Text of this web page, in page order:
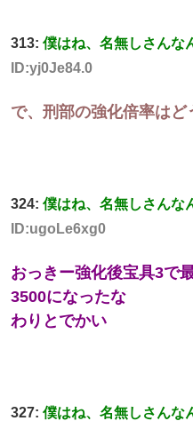
313: 僕はね、名無しさんな
ID:yj0Je84.0
で、刑部の強化倍率はど
324: 僕はね、名無しさんな
ID:ugoLe6xg0
おっきー強化後宝具3で
3500になったな
わりとでかい
327: 僕はね、名無しさんな